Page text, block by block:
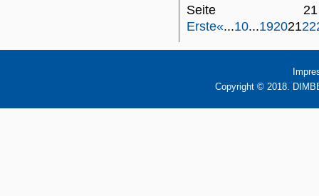
Seite
Erste«...10...19202122
Copyright © 2018.